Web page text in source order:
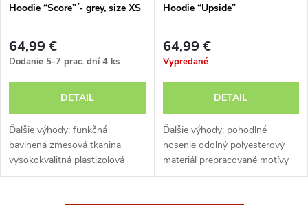
Hoodie “Score”´- grey, size XS
64,99 €
Dodanie 5-7 prac. dní 4 ks
DETAIL
Ďalšie výhody: funkčná
bavlnená zmesová tkanina
vysokokvalitná plastizolová
potlač vyšívané manžety TOP
Hoodie “Upside”
64,99 €
Vypredané
DETAIL
Ďalšie výhody: pohodlné
nosenie odolný polyesterový
materiál prepracované motívy
potlače mäkké manžety ľahko